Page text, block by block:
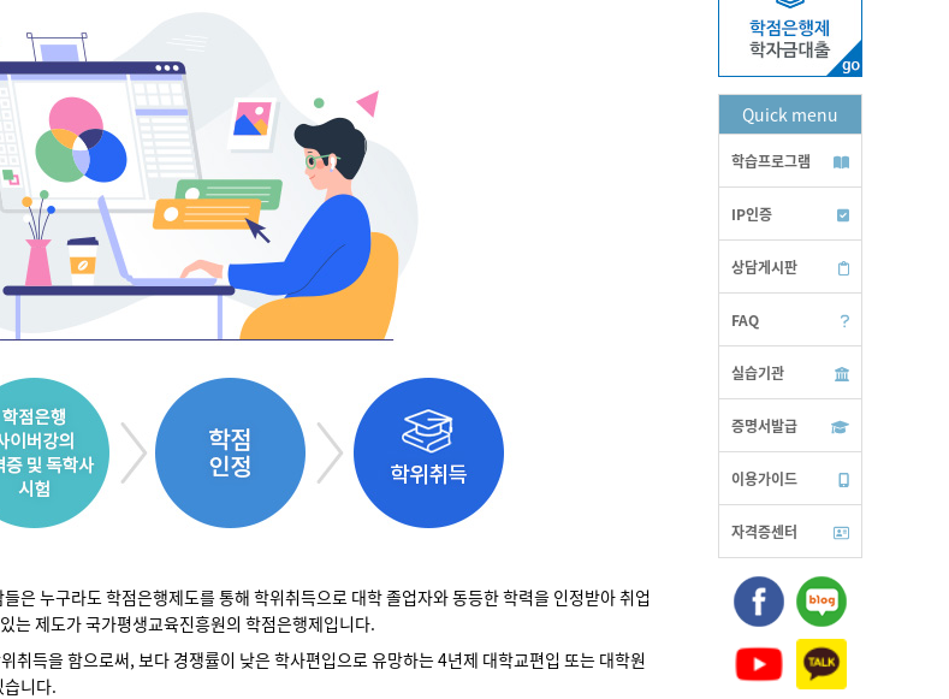
학교 검색
은 누구라도 학점은행제도를 통해 학위취득으로 대학 졸업자와 동등한 학력을 인정받아 취업
는 제도가 국가평생교육진흥원의 학점은행제입니다.
취득을 함으로써, 보다 경쟁률이 낮은 학사편입으로 유망하는 4년제 대학교편입 또는 대학원
습니다.
Quick menu
학습프로그램
IP인증
상담게시판
FAQ
실습기관
증명서발급
이용가이드
자격증센터